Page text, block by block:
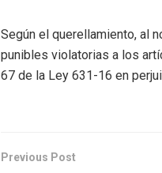
Según el querellamiento, al
punibles violatorias a los
67 de la Ley 631-16 en
Previous Post